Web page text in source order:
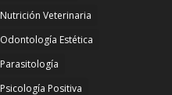
Nutrición Veterinaria
Odontología Estética
Parasitología
Psicología Positiva